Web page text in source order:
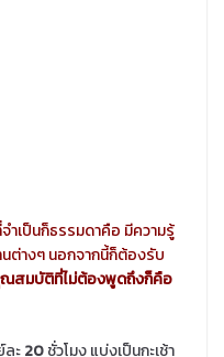
เป็นก็ธรรมดาคือ มีความรู้
ต่างๆ นอกจากนี้ก็ต้องรับ
สมบัติที่ไม่ต้องพูดถึงก็คือ
ละ20ชั่วโมง แบ่งเป็นกะเช้า